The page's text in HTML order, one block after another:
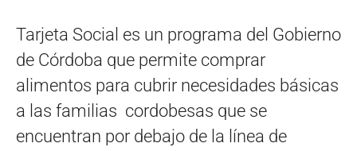
Tarjeta Social es un programa del Gobierno
de Córdoba que permite comprar
alimentos para cubrir necesidades básicas
a las familias cordobesas que se
encuentran por debajo de la línea de